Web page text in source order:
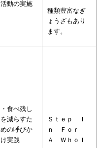
活動の実施
種類豊富なぎ
ょうざもあり
ます。
・食べ残し
を減らすた
めの呼びか
け実践
Ｓｔｅｐ Ｉ
ｎ Ｆｏｒ
Ａ Ｗｈｏｌ